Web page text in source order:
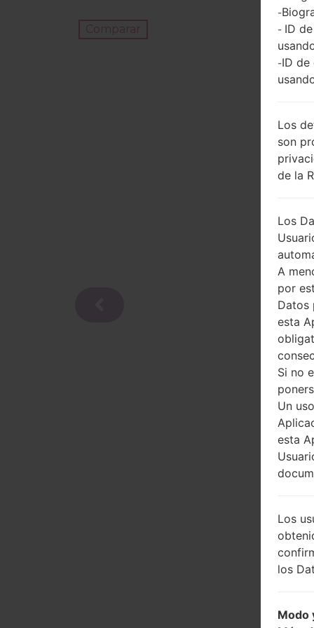
Comparar
-
- ID
-ID de
Los
son
de la
Los
A
por
Datos
esta
Si no
Un
esta
Los
los
Modo